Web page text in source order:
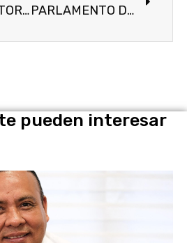
USO OBLIGATORIO DE CUBREBOCAS. PARLAMENTO DE MUJERES 2022.
pueden interesar